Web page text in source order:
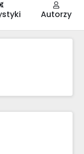
Autorzy